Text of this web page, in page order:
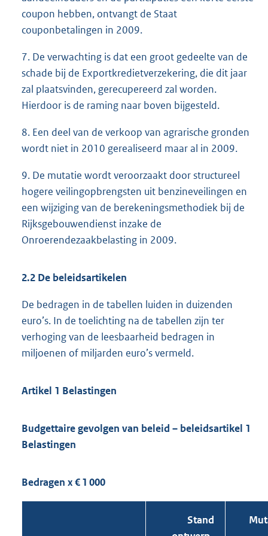
coupon hebben, ontvangt de Staat
couponbetalingen in 2009.
7. De verwachting is dat een groot gedeelte van de
schade bij de Exportkredietverzekering, die dit jaar
zal plaatsvinden, gerecupereerd zal worden.
Hierdoor is de raming naar boven bijgesteld.
8. Een deel van de verkoop van agrarische gronden
wordt niet in 2010 gerealiseerd maar al in 2009.
9. De mutatie wordt veroorzaakt door structureel
hogere veilingopbrengsten uit benzineveilingen en
een wijziging van de berekeningsmethodiek bij de
Rijksgebouwendienst inzake de
Onroerendezaakbelasting in 2009.
2.2 De beleidsartikelen
De bedragen in de tabellen luiden in duizenden
euro’s. In de toelichting na de tabellen zijn ter
verhoging van de leesbaarheid bedragen in
miljoenen of miljarden euro’s vermeld.
Artikel 1 Belastingen
Budgettaire gevolgen van beleid – beleidsartikel 1
Belastingen
Bedragen x € 1 000
Stand